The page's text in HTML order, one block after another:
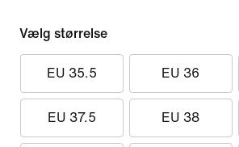
Vælg størrelse
EU 35.5 EU 36
EU 37.5 EU 38